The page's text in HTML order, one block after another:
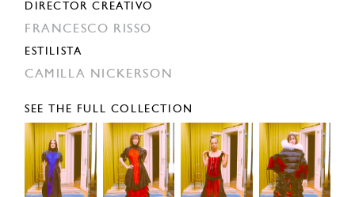
DIRECTOR CREATIVO
FRANCESCO RISSO
ESTILISTA
CAMILLA NICKERSON
SEE THE FULL COLLECTION